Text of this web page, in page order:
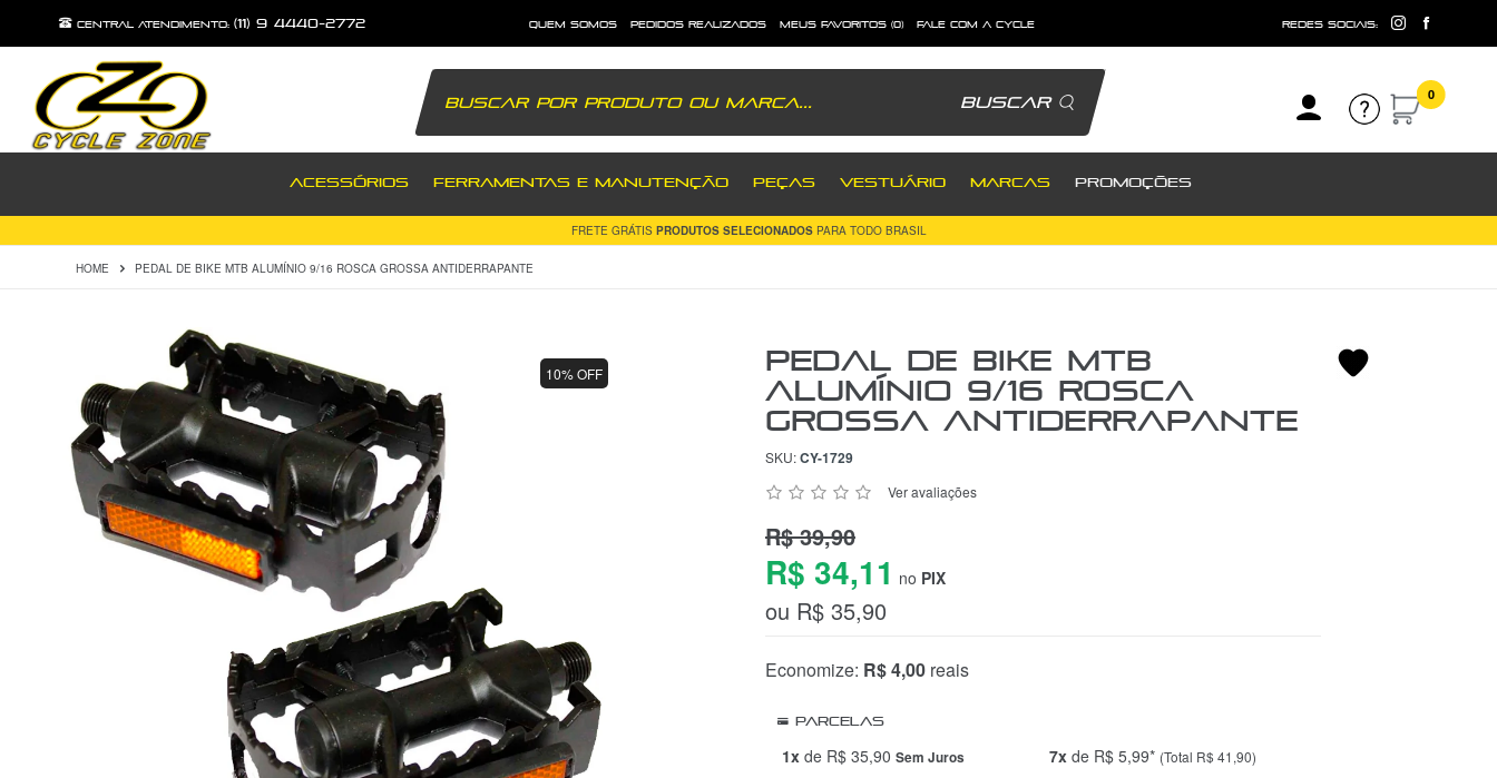
central atendimento: (11) 9 4440-2772 quem somos pedidos realizados meus favoritos (0) fale com a cycle redes sociais:
Buscar 0
ACESSÓRIOS FERRAMENTAS E MANUTENÇÃO PEÇAS VESTUÁRIO MARCAS PROMOÇÕES
5% OFFTODA LOJA VIA PIXCONSULTE CONDIÇÕES
HOME PEDAL DE BIKE MTB ALUMÍNIO 9/16 ROSCA GROSSA ANTIDERRAPANTE
10% OFF
Pedal de Bike MTB
Alumínio 9/16 Rosca
Grossa Antiderrapante
SKU:CY-1729
Ver avaliações
R$ 39,90
R$ 34,11 no PIX
ou R$ 35,90
Economize: R$ 4,00reais
Parcelas
1xde R$ 35,90 Sem Juros 7xde R$ 5,99* (Total R$ 41,90)